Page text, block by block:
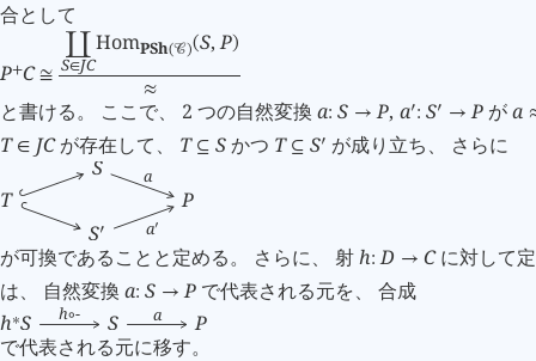
合として
P+C ≅ S∈JC
HomPSh(󰒚)(S, P)
≈
と書ける。 ここで、 2 つの自然変換 a: S → P, a󰎘: S󰎘 → P がa
T ∈ JCが存在して、 T ⊆ Sかつ T ⊆ S󰎘 が成り立ち、 さらに
S
T
P
S󰎘
a
a󰎘
が可換であることと定める。 さらに、 射h: D → Cに対して
は、 自然変換 a: S → P で代表される元を、 合成
h∗S S P
h∘- a
で代表される元に移す。